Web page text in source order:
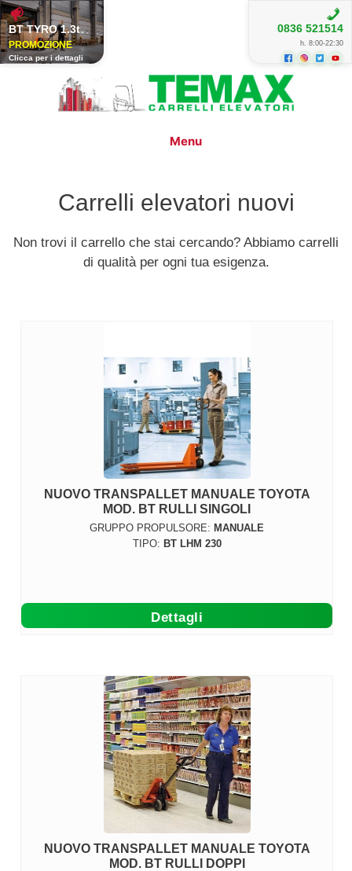
Menu
0836 521514
h. 8:00-22:30
BT TYRO 1.3t
PROMOZIONE
Clicca per i dettagli
Carrelli elevatori nuovi
Non trovi il carrello che stai cercando? Abbiamo carrelli
di qualità per ogni tua esigenza.
NUOVO TRANSPALLET MANUALE TOYOTA
MOD. BT RULLI SINGOLI
GRUPPO PROPULSORE: MANUALE
TIPO: BT LHM 230
Dettagli
NUOVO TRANSPALLET MANUALE TOYOTA
MOD. BT RULLI DOPPI